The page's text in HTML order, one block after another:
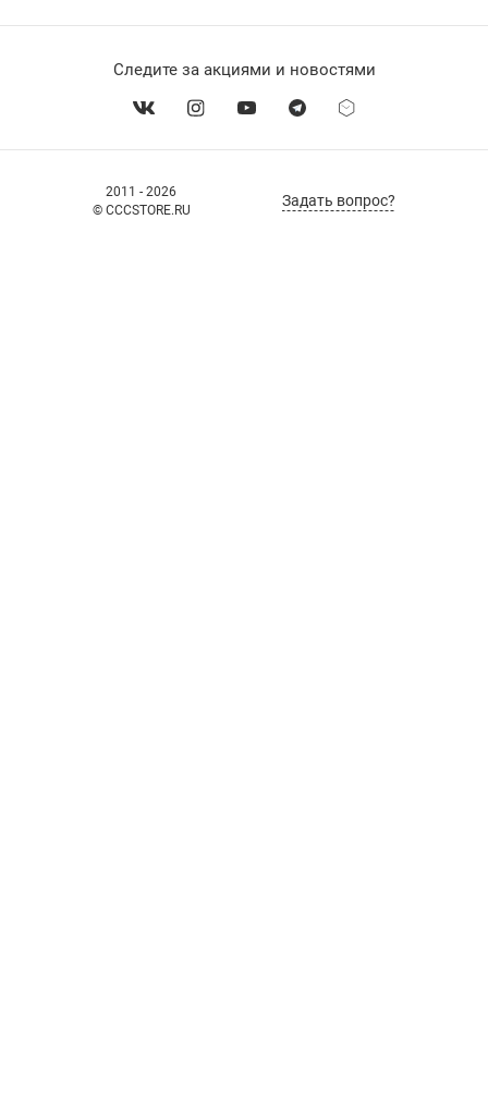
2011 - 2026
© CCCSTORE.RU
Задать вопрос?
Следите за акциями и новостями